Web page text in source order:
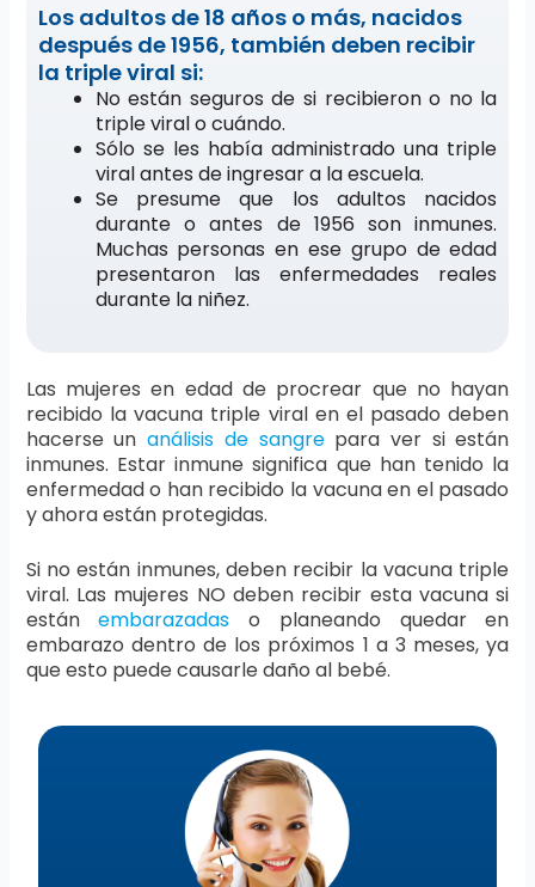
Los adultos de 18 años o más, nacidos
después de 1956, también deben recibir
la triple viral si:
No están seguros de si recibieron o no la
triple viral o cuándo.
Sólo se les había administrado una triple
viral antes de ingresar a la escuela.
Se presume que los adultos nacidos
durante o antes de 1956 son inmunes.
Muchas personas en ese grupo de edad
presentaron las enfermedades reales
durante la niñez.
Las mujeres en edad de procrear que no hayan
recibido la vacuna triple viral en el pasado deben
hacerse unanálisis de sangrepara ver si están
inmunes. Estar inmune significa que han tenido la
enfermedad o han recibido la vacuna en el pasado
y ahora están protegidas.
Si no están inmunes, deben recibir la vacuna triple
viral. Las mujeres NO deben recibir esta vacuna si
estánembarazadas o planeando quedar en
embarazo dentro de los próximos 1 a 3 meses, ya
que esto puede causarle daño al bebé.